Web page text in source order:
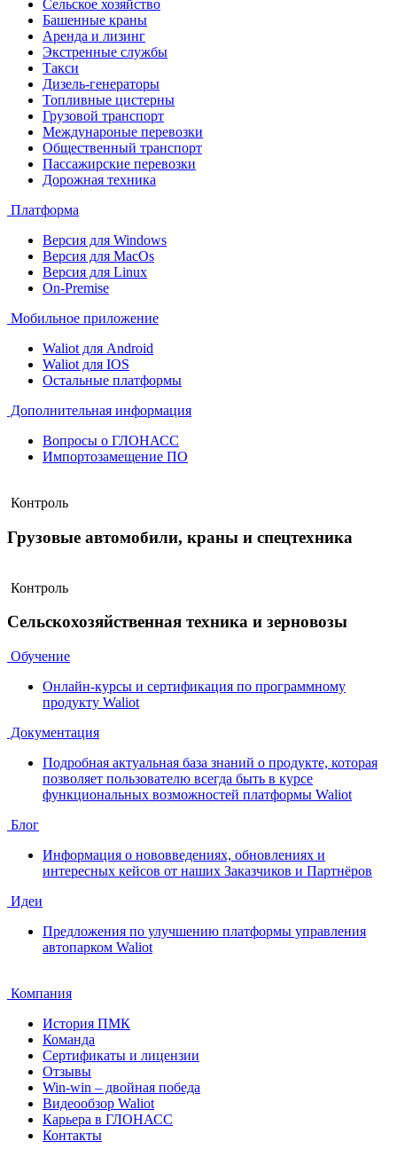
Сельское хозяйство
Башенные краны
Аренда и лизинг
Экстренные службы
Такси
Дизель-генераторы
Топливные цистерны
Грузовой транспорт
Междунароные перевозки
Общественный транспорт
Пассажирские перевозки
Дорожная техника
Платформа
Версия для Windows
Версия для MacOs
Версия для Linux
On-Premise
Мобильное приложение
Waliot для Android
Waliot для IOS
Остальные платформы
Дополнительная информация
Вопросы о ГЛОНАСС
Импортозамещение ПО
Контроль
Грузовые автомобили, краны и спецтехника
Контроль
Сельскохозяйственная техника и зерновозы
Обучение
Онлайн-курсы и сертификация по программному
продукту Waliot
Документация
Подробная актуальная база знаний о продукте, которая
позволяет пользователю всегда быть в курсе
функциональных возможностей платформы Waliot
Блог
Информация о нововведениях, обновлениях и
интересных кейсов от наших Заказчиков и Партнёров
Идеи
Предложения по улучшению платформы управления
автопарком Waliot
Компания
История ПМК
Команда
Сертификаты и лицензии
Отзывы
Win-win – двойная победа
Видеообзор Waliot
Карьера в ГЛОНАСС
Контакты